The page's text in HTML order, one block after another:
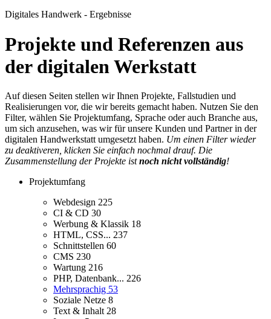
Digitales Handwerk - Ergebnisse
Projekte und Referenzen aus
der digitalen Werkstatt
Auf diesen Seiten stellen wir Ihnen Projekte, Fallstudien und
Realisierungen vor, die wir bereits gemacht haben. Nutzen Sie den
Filter, wählen Sie Projektumfang, Sprache oder auch Branche aus,
um sich anzusehen, was wir für unsere Kunden und Partner in der
digitalen Handwerkstatt umgesetzt haben. Um einen Filter wieder
zu deaktiveren, klicken Sie einfach nochmal drauf. Die
Zusammenstellung der Projekte istnoch nicht vollständig!
Projektumfang
Webdesign 225
CI & CD 30
Werbung & Klassik 18
HTML, CSS... 237
Schnittstellen 60
CMS 230
Wartung 216
PHP, Datenbank... 226
Mehrsprachig 53
Soziale Netze 8
Text & Inhalt 28